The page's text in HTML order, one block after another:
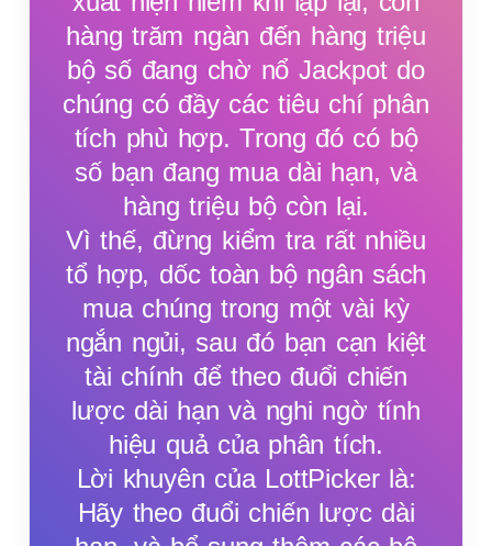
hàng trăm ngàn đến hàng triệu
bộ số đang chờ nổ Jackpot do
chúng có đầy các tiêu chí phân
tích phù hợp. Trong đó có bộ
số bạn đang mua dài hạn, và
hàng triệu bộ còn lại.
Vì thế, đừng kiểm tra rất nhiều
tổ hợp, dốc toàn bộ ngân sách
mua chúng trong một vài kỳ
ngắn ngủi, sau đó bạn cạn kiệt
tài chính để theo đuổi chiến
lược dài hạn và nghi ngờ tính
hiệu quả của phân tích.
Lời khuyên của LottPicker là:
Hãy theo đuổi chiến lược dài